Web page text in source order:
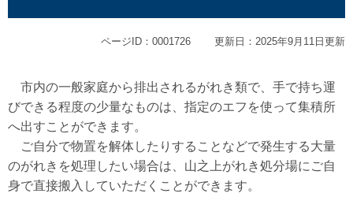
ページID：0001726 更新日：2025年9月11日更新
市内の一般家庭から排出されるがれき類で、手で持ち運
びできる程度の少量なものは、指定のエフを使って集積所
へ出すことができます。
ご自分で物置を解体したりすることなどで発生する大量
のがれきを処理したい場合は、山之上がれき処分場にご自
身で直接搬入していただくことができます。